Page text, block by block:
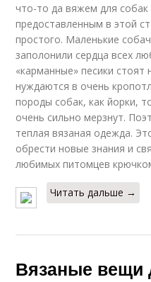
что-то да вяжем для
предоставленным в этой
простого. Маленькие
заполонили сердца всех
«карманные» песики
нуждаются в очень
породы собак, как йорки,
очень сильно мерзнут.
теплая вязаная одежда.
обрести новые знания и
любимых питомцев
Читать дальше →
Вязаные вещи